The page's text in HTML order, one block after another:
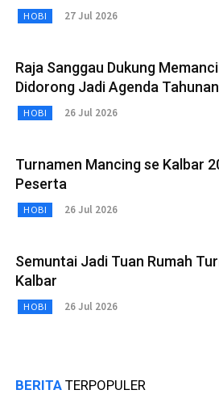
HOBI 27 Jul 2026
Raja Sanggau Dukung
Didorong Jadi Agenda Tahunan
HOBI 26 Jul 2026
Turnamen Mancing se Kalbar
Peserta
HOBI 26 Jul 2026
Semuntai Jadi Tuan Rumah
Kalbar
HOBI 26 Jul 2026
BERITA TERPOPULER